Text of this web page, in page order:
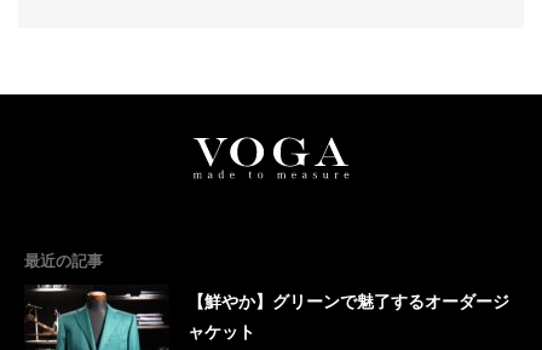
最近の記事
【鮮やか】グリーンで魅了するオーダージ
ャケット